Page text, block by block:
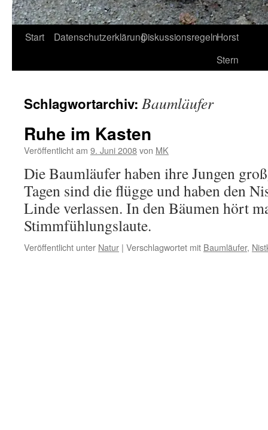
Start DatenschutzerklärungDiskussionsregelnHorst
Stern
Schlagwortarchiv: Baumläufer
Ruhe im Kasten
Veröffentlicht am 9. Juni 2008von MK
Die Baumläufer haben ihre Jungen
Tagen sind die flügge und haben den
Linde verlassen. In den Bäumen hört
Stimmfühlungslaute.
Veröffentlicht unter Natur | Verschlagwortet mit Baumläufer,